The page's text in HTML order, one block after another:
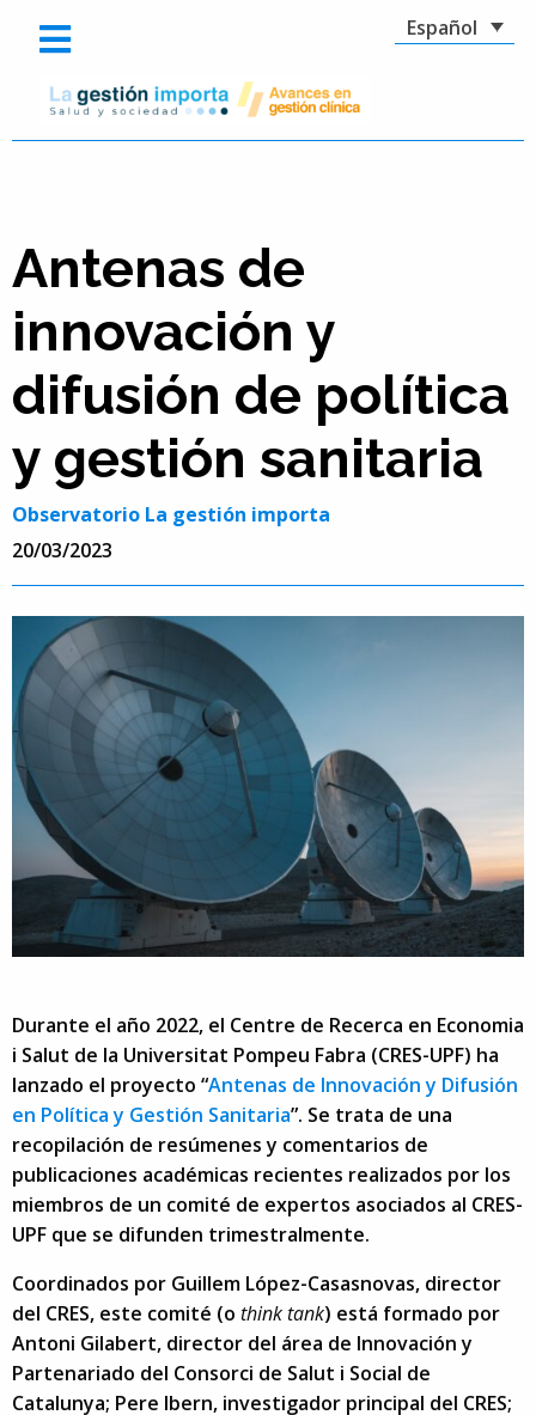
Español
Antenas de
innovación y
difusión de política
y gestión sanitaria
Observatorio La gestión importa
20/03/2023
Durante el año 2022, el Centre de Recerca en Economia
i Salut de la Universitat Pompeu Fabra (CRES-UPF) ha
lanzado el proyecto “Antenas de Innovación y Difusión
en Política y Gestión Sanitaria”. Se trata de una
recopilación de resúmenes y comentarios de
publicaciones académicas recientes realizados por los
miembros de un comité de expertos asociados al CRES-
UPF que se difunden trimestralmente.
Coordinados por Guillem López-Casasnovas, director
del CRES, este comité (o think tank) está formado por
Antoni Gilabert, director del área de Innovación y
Partenariado del Consorci de Salut i Social de
Catalunya; Pere Ibern, investigador principal del CRES;